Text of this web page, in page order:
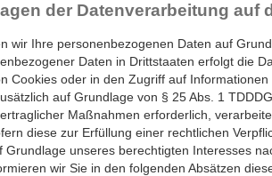
der Datenverarbeitung auf
Ihre personenbezogenen Daten auf
Daten in Drittstaaten erfolgt die
Cookies oder in den Zugriff auf
auf Grundlage von § 25 Abs. 1
Maßnahmen erforderlich,
diese zur Erfüllung einer rechtlichen
unseres berechtigten Interesses
wir Sie in den folgenden Absätzen